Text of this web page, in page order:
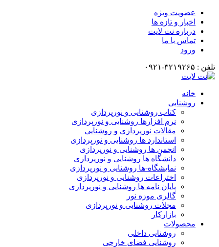
عضویت ویژه
اخبار و تازه ها
درباره نت لایت
تماس با ما
ورود
تلفن : ۳۲۱۹۲۶۵-۰۹۲۱
خانه
روشنایی
کتاب روشنایی و نورپردازی
نرم افزارها روشنایی و نورپردازی
مقالات نورپردازی و روشنایی
استاندارد ها روشنایی و نورپردازی
انجمن ها روشنایی و نورپردازی
دانشگاه ها روشنایی و نورپردازی
نمایشگاه-ها روشنایی و نورپردازی
اختراعات روشنایی و نورپردازی
پایان نامه ها روشنایی و نورپردازی
گالری موزه نور
مجلات روشنایی و نورپردازی
بازارکار
محصولات
روشنایی داخلی
روشنایی فضای خارجی